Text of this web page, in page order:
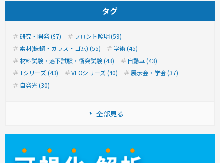
タグ
研究・開発 (97)
フロント照明 (59)
素材(鉄鋼・ガラス・ゴム) (55)
学術 (45)
材料試験・落下試験・衝突試験 (43)
自動車 (43)
Tシリーズ (43)
VEOシリーズ (40)
展示会・学会 (37)
自発光 (30)
全部見る